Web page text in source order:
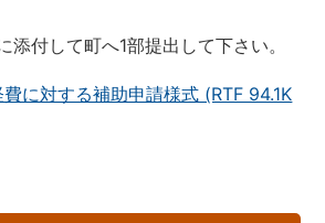
添付して町へ1部提出して下さい。
に対する補助申請様式 (RTF 94.1K